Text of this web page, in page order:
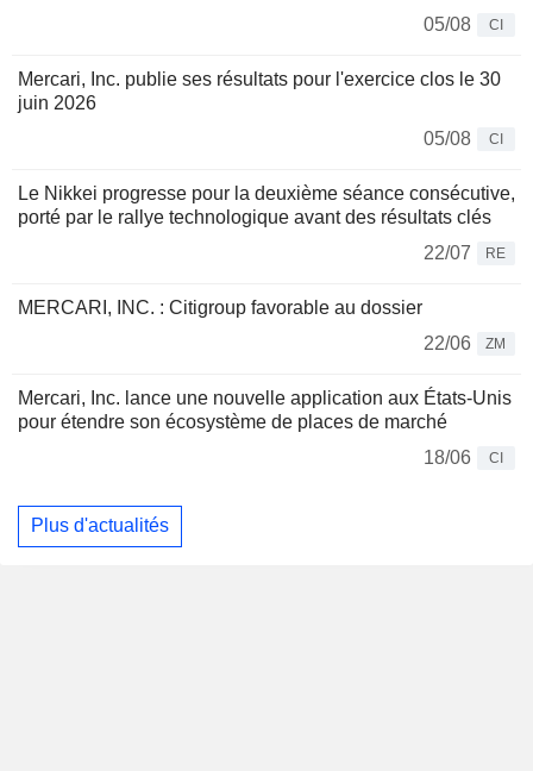
05/08
CI
Mercari, Inc. publie ses résultats pour l'exercice clos le 30
juin 2026
05/08
CI
Le Nikkei progresse pour la deuxième séance consécutive,
porté par le rallye technologique avant des résultats clés
22/07
RE
MERCARI, INC. : Citigroup favorable au dossier
22/06
ZM
Mercari, Inc. lance une nouvelle application aux États-Unis
pour étendre son écosystème de places de marché
18/06
CI
Plus d'actualités